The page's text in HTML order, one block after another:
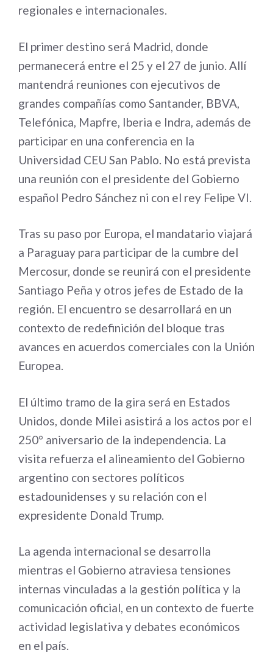
regionales e internacionales.
El primer destino será Madrid, donde
permanecerá entre el 25 y el 27 de junio. Allí
mantendrá reuniones con ejecutivos de
grandes compañías como Santander, BBVA
Telefónica Mapfre Iberia e Indra , además de
participar en una conferencia en la
Universidad CEU San Pablo. No está prevista
una reunión con el presidente del Gobierno
español Pedro Sánchez ni con el rey Felipe VI.
Tras su paso por Europa, el mandatario viajará
a Paraguay para participar de la cumbre del
Mercosur, donde se reunirá con el presidente
Santiago Peña y otros jefes de Estado de la
región. El encuentro se desarrollará en un
contexto de redefinición del bloque tras
avances en acuerdos comerciales con la Unión
Europea.
El último tramo de la gira será en Estados
Unidos, donde Milei asistirá a los actos por el
250° aniversario de la independencia. La
visita refuerza el alineamiento del Gobierno
argentino con sectores políticos
estadounidenses y su relación con el
expresidente Donald Trump.
La agenda internacional se desarrolla
mientras el Gobierno atraviesa tensiones
internas vinculadas a la gestión política y la
comunicación oficial, en un contexto de fuerte
actividad legislativa y debates económicos
en el país.